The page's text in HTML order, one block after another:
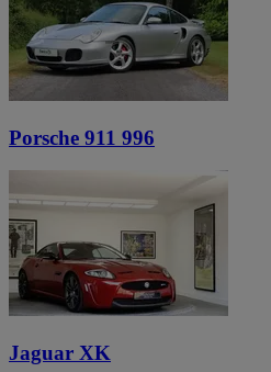
Porsche 911 996
Jaguar XK